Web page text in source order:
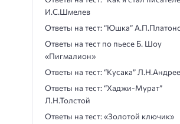
И.С.Шмелев
Ответы на тест: “Юшка”
Ответы на тест по пьесе Б. Шоу
«Пигмалион»
Ответы на тест: “Кусака”
Ответы на тест: “Хаджи-Мурат”
Л.Н.Толстой
Ответы на тест: «Золотой ключик»